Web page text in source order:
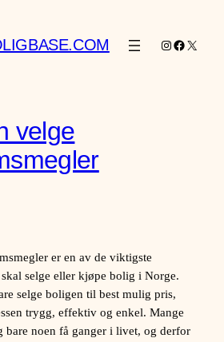
Instagram
Facebook
X
velge
er en av de viktigste
selge eller kjøpe bolig i Norge.
selge boligen til best mulig pris,
trygg, effektiv og enkel. Mange
bare noen få ganger i livet, og derfor